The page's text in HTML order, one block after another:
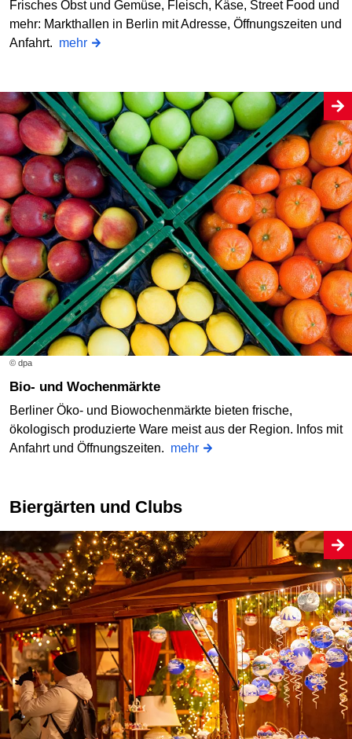
Frisches Obst und Gemüse, Fleisch, Käse, Street Food und
mehr: Markthallen in Berlin mit Adresse, Öffnungszeiten und
Anfahrt. mehr
© dpa
Bio- und Wochenmärkte
Berliner Öko- und Biowochenmärkte bieten frische,
ökologisch produzierte Ware meist aus der Region. Infos mit
Anfahrt und Öffnungszeiten. mehr
Biergärten und Clubs